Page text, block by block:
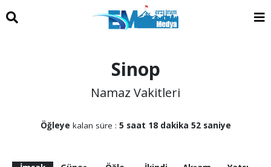
Sinop
Namaz Vakitleri
Öğleye kalan süre : 5 saat 18 dakika 52 saniye